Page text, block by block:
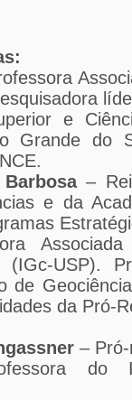
e
Grande do
–
e da
(IGc-USP).
de
da Pró-
–
do